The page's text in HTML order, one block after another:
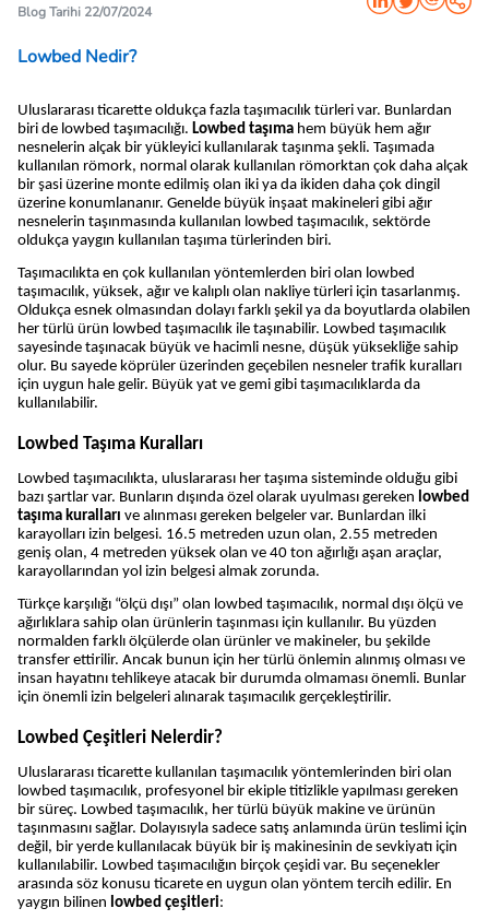
Blog Tarihi 22/07/2024
Lowbed Nedir?
Uluslararası ticarette oldukça fazla taşımacılık türleri var. Bunlardan
biri de lowbed taşımacılığı. Lowbed taşıma hem büyük hem ağır
nesnelerin alçak bir yükleyici kullanılarak taşınma şekli. Taşımada
kullanılan römork, normal olarak kullanılan römorktan çok daha alçak
bir şasi üzerine monte edilmiş olan iki ya da ikiden daha çok dingil
üzerine konumlananır. Genelde büyük inşaat makineleri gibi ağır
nesnelerin taşınmasında kullanılan lowbed taşımacılık, sektörde
oldukça yaygın kullanılan taşıma türlerinden biri.
Taşımacılıkta en çok kullanılan yöntemlerden biri olan lowbed
taşımacılık, yüksek, ağır ve kalıplı olan nakliye türleri için tasarlanmış.
Oldukça esnek olmasından dolayı farklı şekil ya da boyutlarda olabilen
her türlü ürün lowbed taşımacılık ile taşınabilir. Lowbed taşımacılık
sayesinde taşınacak büyük ve hacimli nesne, düşük yüksekliğe sahip
olur. Bu sayede köprüler üzerinden geçebilen nesneler trafik kuralları
için uygun hale gelir. Büyük yat ve gemi gibi taşımacılıklarda da
kullanılabilir.
Lowbed Taşıma Kuralları
Lowbed taşımacılıkta, uluslararası her taşıma sisteminde olduğu gibi
bazı şartlar var. Bunların dışında özel olarak uyulması gereken lowbed
taşıma kuralları ve alınması gereken belgeler var. Bunlardan ilki
karayolları izin belgesi. 16.5 metreden uzun olan, 2.55 metreden
geniş olan, 4 metreden yüksek olan ve 40 ton ağırlığı aşan araçlar,
karayollarından yol izin belgesi almak zorunda.
Türkçe karşılığı “ölçü dışı” olan lowbed taşımacılık, normal dışı ölçü ve
ağırlıklara sahip olan ürünlerin taşınması için kullanılır. Bu yüzden
normalden farklı ölçülerde olan ürünler ve makineler, bu şekilde
transfer ettirilir. Ancak bunun için her türlü önlemin alınmış olması ve
insan hayatını tehlikeye atacak bir durumda olmaması önemli. Bunlar
için önemli izin belgeleri alınarak taşımacılık gerçekleştirilir.
Lowbed Çeşitleri Nelerdir?
Uluslararası ticarette kullanılan taşımacılık yöntemlerinden biri olan
lowbed taşımacılık, profesyonel bir ekiple titizlikle yapılması gereken
bir süreç. Lowbed taşımacılık, her türlü büyük makine ve ürünün
taşınmasını sağlar. Dolayısıyla sadece satış anlamında ürün teslimi için
değil, bir yerde kullanılacak büyük bir iş makinesinin de sevkiyatı için
kullanılabilir. Lowbed taşımacılığın birçok çeşidi var. Bu seçenekler
arasında söz konusu ticarete en uygun olan yöntem tercih edilir. En
yaygın bilinen lowbed çeşitleri: